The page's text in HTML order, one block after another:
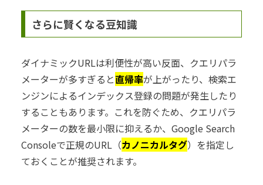
さらに賢くなる豆知識
ダイナミックURLは利便性が高い反面、クエリパラ
メーターが多すぎると直帰率が上がったり、検索エ
ンジンによるインデックス登録の問題が発生したり
することもあります。これを防ぐため、クエリパラ
メーターの数を最小限に抑えるか、Google Search
Consoleで正規のURL（カノニカルタグ）を指定し
ておくことが推奨されます。